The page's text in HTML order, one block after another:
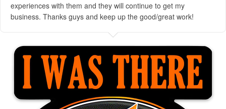
experiences with them and they will continue to get my
business. Thanks guys and keep up the good/great work!